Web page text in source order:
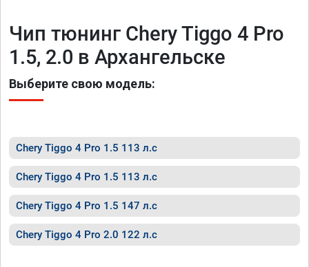
Чип тюнинг Chery Tiggo 4 Pro
1.5, 2.0 в Архангельске
Выберите свою модель:
Chery Tiggo 4 Pro 1.5 113 л.с
Chery Tiggo 4 Pro 1.5 113 л.с
Chery Tiggo 4 Pro 1.5 147 л.с
Chery Tiggo 4 Pro 2.0 122 л.с